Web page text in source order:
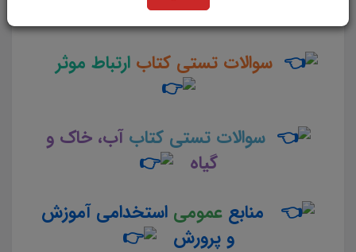
ناوبری
سوالات تستی کتابارتباط موثر
سوالات تستی کتابآب، خاک و
گیاه
منابع عمومی استخدامی آموزش
و پرورش